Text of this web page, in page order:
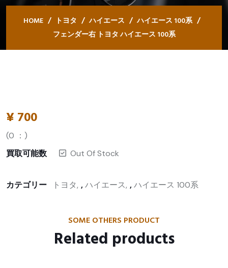
HOME トヨタ ハイエース
ハイエース 100系
フェンダー右 トヨタ ハイエース 100系
¥ 700
(0 ：)
買取可能数
Out Of Stock
カテゴリー トヨタ ,ハイエース ,ハイエース 100系
SOME OTHERS PRODUCT
Related products